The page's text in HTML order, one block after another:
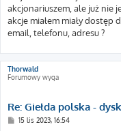
akcjonariuszem, ale już nie
akcje miałem miały dostęp
email, telefonu, adresu ?
Thorwald
Forumowy wyga
Re: Giełda polska -
P15 lis 2023, 16:54